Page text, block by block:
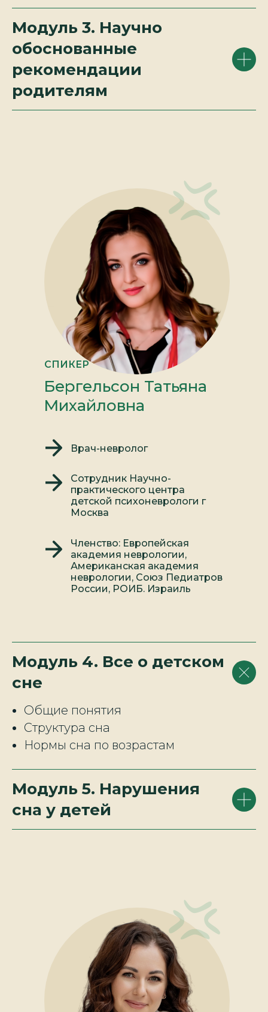
Модуль 3. Научно
обоснованные
рекомендации
родителям
СПИКЕР
Бергельсон Татьяна
Михайловна
Врач-невролог
Сотрудник Научно-
практического центра
детской психоневрологи г
Москва
Членство: Европейская
академия неврологии,
Американская академия
неврологии, Союз Педиатров
России, РОИБ. Израиль
Модуль 4. Все о детском
сне
Общие понятия
Структура сна
Нормы сна по возрастам
Модуль 5. Нарушения
сна у детей